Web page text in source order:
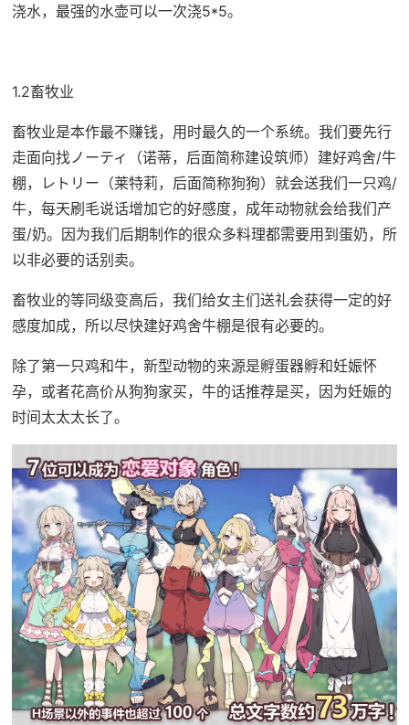
浇水，最强的水壶可以一次浇5*5。
1.2畜牧业
畜牧业是本作最不赚钱，用时最久的一个系统。我们要先行
走面向找ノーティ（诺蒂，后面简称建设筑师）建好鸡舍/牛
棚，レトリー（莱特莉，后面简称狗狗）就会送我们一只鸡/
牛，每天刷毛说话增加它的好感度，成年动物就会给我们产
蛋/奶。因为我们后期制作的很众多料理都需要用到蛋奶，所
以非必要的话别卖。
畜牧业的等同级变高后，我们给女主们送礼会获得一定的好
感度加成，所以尽快建好鸡舍牛棚是很有必要的。
除了第一只鸡和牛，新型动物的来源是孵蛋器孵和妊娠怀
孕，或者花高价从狗狗家买，牛的话推荐是买，因为妊娠的
时间太太太长了。